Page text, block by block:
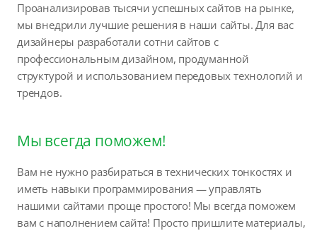
Проанализировав тысячи успешных сайтов на рынке,
мы внедрили лучшие решения в наши сайты. Для вас
дизайнеры разработали сотни сайтов с
профессиональным дизайном, продуманной
структурой и использованием передовых технологий и
трендов.
Мы всегда поможем!
Вам не нужно разбираться в технических тонкостях и
иметь навыки программирования — управлять
нашими сайтами проще простого! Мы всегда поможем
вам с наполнением сайта! Просто пришлите материалы,